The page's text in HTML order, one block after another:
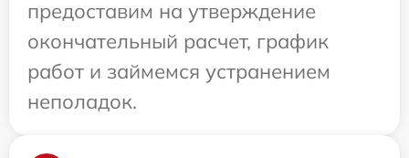
предоставим на утверждение
окончательный расчет, график
работ и займемся устранением
неполадок.